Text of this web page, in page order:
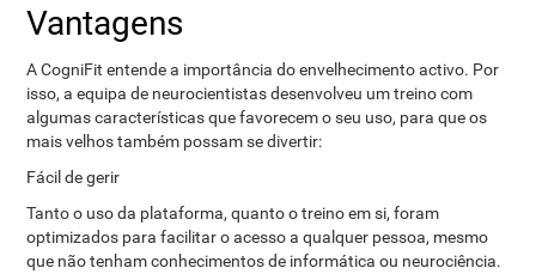
Vantagens
A CogniFit entende a importância do envelhecimento activo. Por
isso, a equipa de neurocientistas desenvolveu um treino com
algumas características que favorecem o seu uso, para que os
mais velhos também possam se divertir:
Fácil de gerir
Tanto o uso da plataforma, quanto o treino em si, foram
optimizados para facilitar o acesso a qualquer pessoa, mesmo
que não tenham conhecimentos de informática ou neurociência.